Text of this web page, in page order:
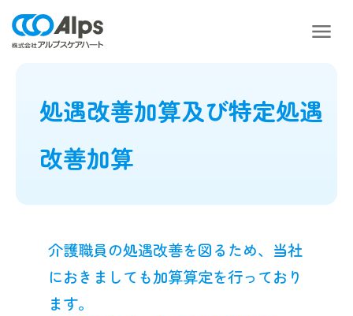
処遇改善加算及び特定処遇
改善加算
介護職員の処遇改善を図るため、当社
におきましても加算算定を行っており
ます。